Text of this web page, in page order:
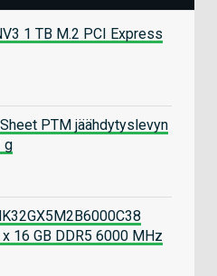
1 TB M.2 PCI Express
PTM jäähdytyslevyn
g
16 GB DDR5 6000 MHz